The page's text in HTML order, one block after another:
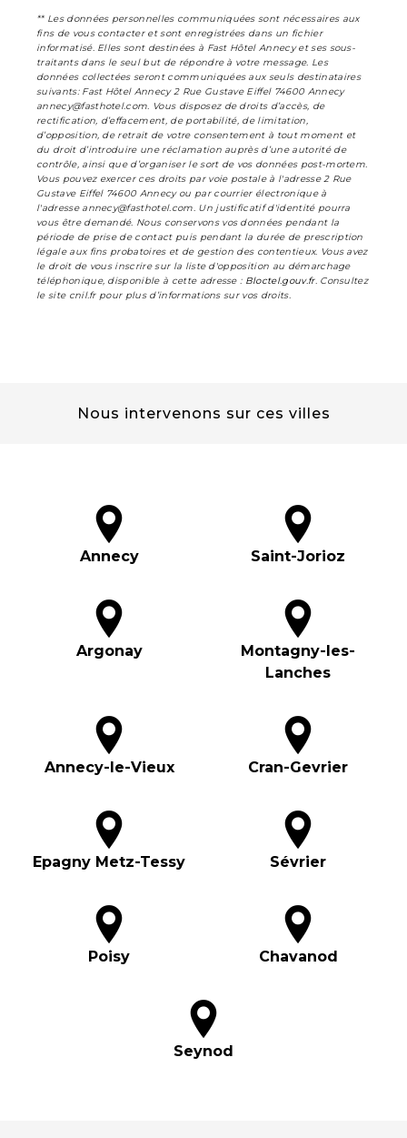
** Les données personnelles communiquées sont nécessaires aux
fins de vous contacter et sont enregistrées dans un fichier
informatisé. Elles sont destinées à Fast Hôtel Annecy et ses sous-
traitants dans le seul but de répondre à votre message. Les
données collectées seront communiquées aux seuls destinataires
suivants: Fast Hôtel Annecy 2 Rue Gustave Eiffel 74600 Annecy
annecy@fasthotel.com. Vous disposez de droits d’accès, de
rectification, d’effacement, de portabilité, de limitation,
d’opposition, de retrait de votre consentement à tout moment et
du droit d’introduire une réclamation auprès d’une autorité de
contrôle, ainsi que d’organiser le sort de vos données post-mortem.
Vous pouvez exercer ces droits par voie postale à l'adresse 2 Rue
Gustave Eiffel 74600 Annecy ou par courrier électronique à
l'adresse annecy@fasthotel.com. Un justificatif d'identité pourra
vous être demandé. Nous conservons vos données pendant la
période de prise de contact puis pendant la durée de prescription
légale aux fins probatoires et de gestion des contentieux. Vous avez
le droit de vous inscrire sur la liste d'opposition au démarchage
téléphonique, disponible à cette adresse : Bloctel.gouv.fr. Consultez
le site cnil.fr pour plus d’informations sur vos droits.
Nous intervenons sur ces villes
Annecy Saint-Jorioz
Argonay
Montagny-les-
Lanches
Annecy-le-Vieux Cran-Gevrier
Epagny Metz-Tessy Sévrier
Poisy Chavanod
Seynod